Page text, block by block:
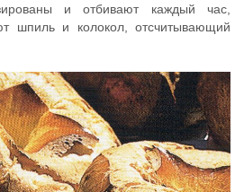
и отбивают каждый час,
шпиль и колокол, отсчитывающий